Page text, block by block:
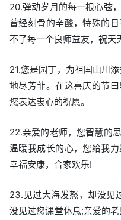
20.弹动岁月的每一根心弦
曾经刻骨的辛酸，特殊的
不了每一个良师益友，祝天
21.您是园丁，为祖国山川
地尽芳菲。在这喜庆的节
您表达衷心的祝愿。
22.亲爱的老师，您智慧的
温暖我成长的心，您给我
幸福安康，合家欢乐!
23.见过大海发怒，却没见
没见过您课堂休息;亲爱的